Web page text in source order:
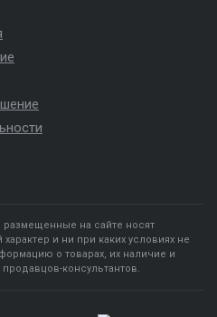
на сайте носят
и ни при каких условиях не
о товарах, их наличие и
консультантов.